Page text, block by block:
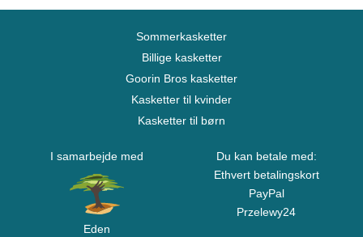
Sommerkasketter
Billige kasketter
Goorin Bros kasketter
Kasketter til kvinder
Kasketter til børn
I samarbejde med
Eden
Du kan betale med:
Ethvert betalingskort
PayPal
Przelewy24